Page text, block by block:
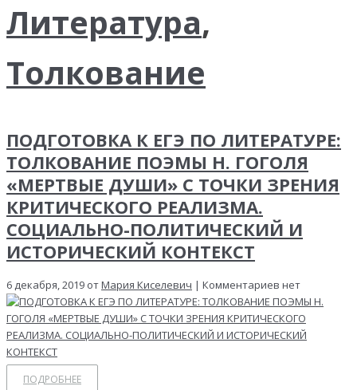
Литература,
Толкование
ПОДГОТОВКА К ЕГЭ ПО ЛИТЕРАТУРЕ:
ТОЛКОВАНИЕ ПОЭМЫ Н. ГОГОЛЯ
«МЕРТВЫЕ ДУШИ» С ТОЧКИ ЗРЕНИЯ
КРИТИЧЕСКОГО РЕАЛИЗМА.
СОЦИАЛЬНО-ПОЛИТИЧЕСКИЙ И
ИСТОРИЧЕСКИЙ КОНТЕКСТ
6 декабря, 2019 отМария Киселевич | Комментариев нет
ПОДРОБНЕЕ